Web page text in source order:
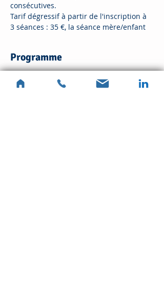
consécutives.
Tarif dégressif à partir de l'inscription à
3 séances : 35 €, la séance mère/enfant
Programme
5:30 PM - 6:30 PM
1 hour